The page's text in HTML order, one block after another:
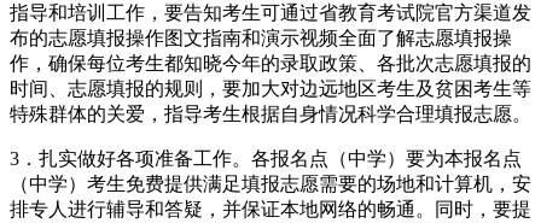
指导和培训工作，要告知考生可通过省教育考试院官方渠道发
布的志愿填报操作图文指南和演示视频全面了解志愿填报操
作，确保每位考生都知晓今年的录取政策、各批次志愿填报的
时间、志愿填报的规则，要加大对边远地区考生及贫困考生等
特殊群体的关爱，指导考生根据自身情况科学合理填报志愿。
3．扎实做好各项准备工作。各报名点（中学）要为本报名点
（中学）考生免费提供满足填报志愿需要的场地和计算机，安
排专人进行辅导和答疑，并保证本地网络的畅通。同时，要提